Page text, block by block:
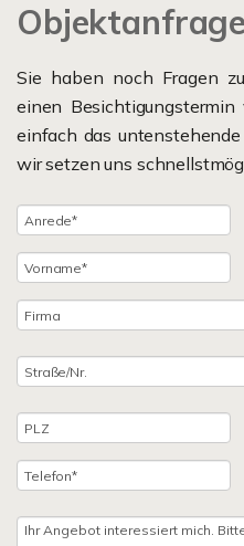
Objektanfrage
Sie haben noch Fragen
einen
einfach das
wir setzen uns